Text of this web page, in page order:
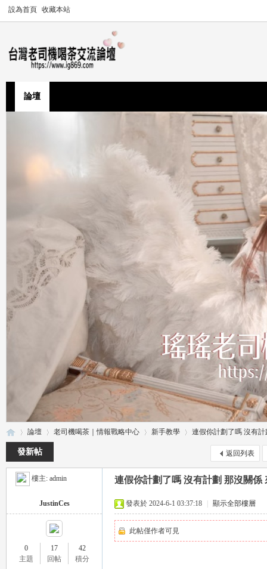
設為首頁 收藏本站
論壇
»
論壇
›
老司機喝茶｜情報戰略中心
›
新手教學
›
連假你計劃了嗎 沒有
返回列表
發新帖
樓主: admin 連假你計劃了嗎 沒有計劃 那沒關係
JustinCes
0
主題
17
回帖
42
積分
發表於 2024-6-1 03:37:18 顯示全部樓層
此帖僅作者可見